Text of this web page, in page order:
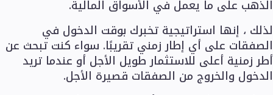
منصات التداول
ميتاتريدر
FIX API
الذهب على ما يعمل في الأسواق المالية.
لذلك ، إنها استراتيجية تخبرك بوقت الدخول في
الصفقات على أي إطار زمني تقريبًا. سواء كنت تبحث عن
أطر زمنية أعلى للاستثمار طويل الأجل أو عندما تريد
الدخول والخروج من الصفقات قصيرة الأجل.